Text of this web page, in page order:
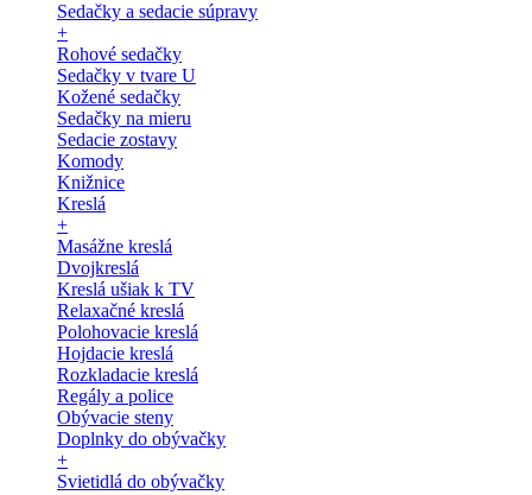
Sedačky a sedacie súpravy
+
Rohové sedačky
Sedačky v tvare U
Kožené sedačky
Sedačky na mieru
Sedacie zostavy
Komody
Knižnice
Kreslá
+
Masážne kreslá
Dvojkreslá
Kreslá ušiak k TV
Relaxačné kreslá
Polohovacie kreslá
Hojdacie kreslá
Rozkladacie kreslá
Regály a police
Obývacie steny
Doplnky do obývačky
+
Svietidlá do obývačky